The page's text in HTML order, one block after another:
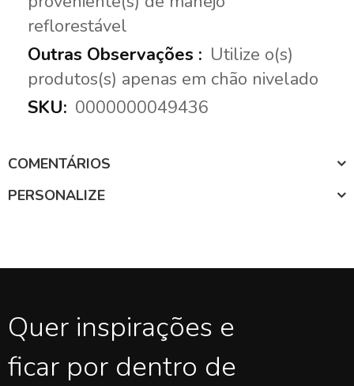
reflorestável
Utilize o(s)
produtos(s) apenas em chão nivelado
0000000049436
COMENTÁRIOS
PERSONALIZE
Quer inspirações e
ficar por dentro de